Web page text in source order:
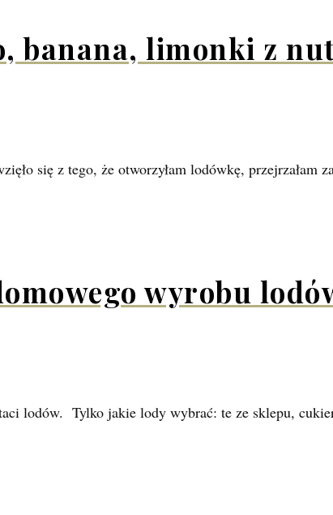
banana, limonki z
się z tego, że otworzyłam lodówkę,
wyrobu
lodów. Tylko jakie lody wybrać: te ze sklepu,